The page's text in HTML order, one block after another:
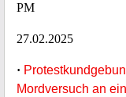
PM
27.02.2025
·
Mordversuch an